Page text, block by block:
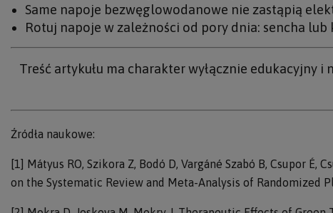
Same napoje bezwęglowodanowe nie zastąpią
Rotuj napoje w zależności od pory dnia: sencha
Treść artykułu ma charakter wyłącznie
Źródła naukowe:
[1] Mátyus RO, Szikora Z, Bodó D, Vargáné Szabó B, Csupor
on the Systematic Review and Meta-Analysis of Randomized